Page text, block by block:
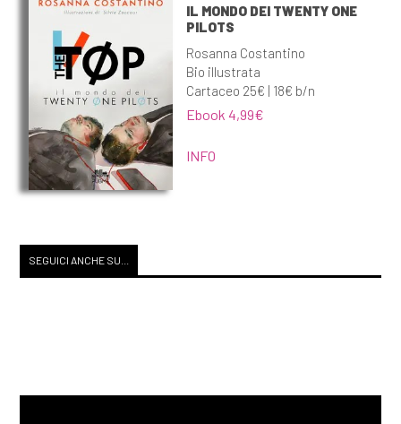
IL MONDO DEI TWENTY ONE
PILOTS
Rosanna Costantino
Bio illustrata
Cartaceo 25€ | 18€ b/n
Ebook 4,99€
INFO
SEGUICI ANCHE SU...